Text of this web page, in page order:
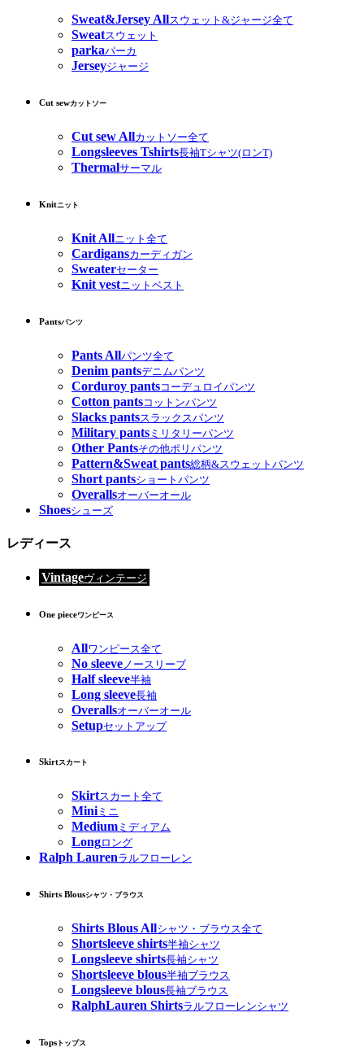
Sweat&Jersey Allスウェット&ジャージ全て
Sweatスウェット
parkaパーカ
Jerseyジャージ
Cut sewカットソー
Cut sew Allカットソー全て
Longsleeves Tshirts長袖Tシャツ(ロンT)
Thermalサーマル
Knitニット
Knit Allニット全て
Cardigansカーディガン
Sweaterセーター
Knit vestニットベスト
Pantsパンツ
Pants Allパンツ全て
Denim pantsデニムパンツ
Corduroy pantsコーデュロイパンツ
Cotton pantsコットンパンツ
Slacks pantsスラックスパンツ
Military pants ミリタリーパンツ
Other Pantsその他ポリパンツ
Pattern&Sweat pants総柄&スウェットパンツ
Short pantsショートパンツ
Overallsオーバーオール
Shoesシューズ
レディース
Vintageヴィンテージ
One pieceワンピース
Allワンピース全て
No sleeve ノースリーブ
Half sleeve半袖
Long sleeve長袖
Overallsオーバーオール
Setupセットアップ
Skirtスカート
Skirtスカート全て
Miniミニ
Medium ミディアム
Longロング
Ralph Laurenラルフローレン
Shirts Blousシャツ・ブラウス
Shirts Blous Allシャツ・ブラウス全て
Shortsleeve shirts半袖シャツ
Longsleeve shirts長袖シャツ
Shortsleeve blous半袖ブラウス
Longsleeve blous長袖ブラウス
RalphLauren Shirtsラルフローレンシャツ
Tops トップス